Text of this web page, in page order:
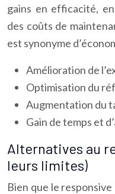
gains en efficacité,
des coûts de
est synonyme
Amélioration de
Optimisation du
Augmentation du
Gain de temps et
Alternatives au
leurs limites)
Bien que le